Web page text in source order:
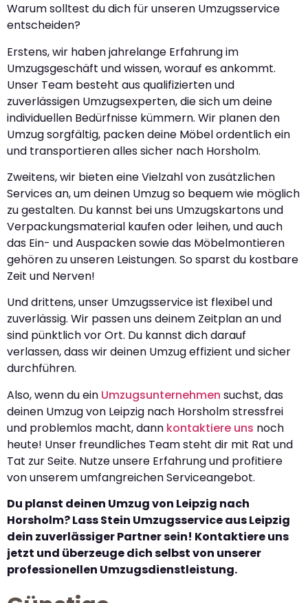
Warum solltest du dich für unseren Umzugsservice
entscheiden?
Erstens, wir haben jahrelange Erfahrung im
Umzugsgeschäft und wissen, worauf es ankommt.
Unser Team besteht aus qualifizierten und
zuverlässigen Umzugsexperten, die sich um deine
individuellen Bedürfnisse kümmern. Wir planen den
Umzug sorgfältig, packen deine Möbel ordentlich ein
und transportieren alles sicher nach Horsholm.
Zweitens, wir bieten eine Vielzahl von zusätzlichen
Services an, um deinen Umzug so bequem wie möglich
zu gestalten. Du kannst bei uns Umzugskartons und
Verpackungsmaterial kaufen oder leihen, und auch
das Ein- und Auspacken sowie das Möbelmontieren
gehören zu unseren Leistungen. So sparst du kostbare
Zeit und Nerven!
Und drittens, unser Umzugsservice ist flexibel und
zuverlässig. Wir passen uns deinem Zeitplan an und
sind pünktlich vor Ort. Du kannst dich darauf
verlassen, dass wir deinen Umzug effizient und sicher
durchführen.
Also, wenn du ein Umzugsunternehmen suchst, das
deinen Umzug von Leipzig nach Horsholm stressfrei
und problemlos macht, dann kontaktiere uns noch
heute! Unser freundliches Team steht dir mit Rat und
Tat zur Seite. Nutze unsere Erfahrung und profitiere
von unserem umfangreichen Serviceangebot.
Du planst deinen Umzug von Leipzig nach
Horsholm? Lass Stein Umzugsservice aus Leipzig
dein zuverlässiger Partner sein! Kontaktiere uns
jetzt und überzeuge dich selbst von unserer
professionellen Umzugsdienstleistung.